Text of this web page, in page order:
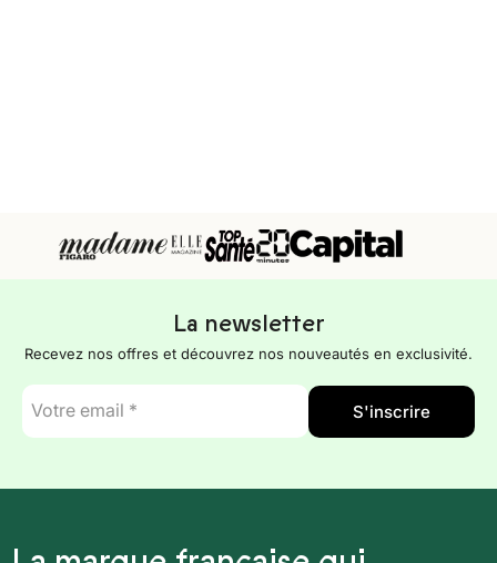
La newsletter
Recevez nos offres et découvrez nos nouveautés en exclusivité.
E-
mail
*
S'inscrire